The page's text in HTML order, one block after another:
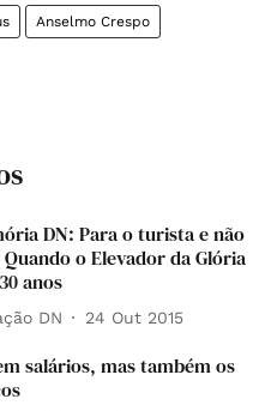
Anselmo Crespo
DN: Para o turista e não
o Elevador da Glória
anos
DN 24 Out 2015
salários, mas também os